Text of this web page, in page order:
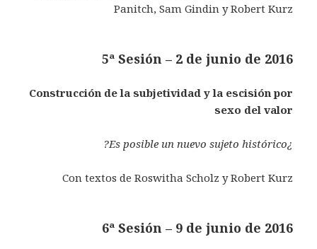
Panitch, Sam Gindin y Robert Kurz
5ª Sesión – 2 de junio de 2016
Construcción de la subjetividad y la escisión por
sexo del valor
¿Es posible un nuevo sujeto histórico?
Con textos de Roswitha Scholz y Robert Kurz
6ª Sesión – 9 de junio de 2016